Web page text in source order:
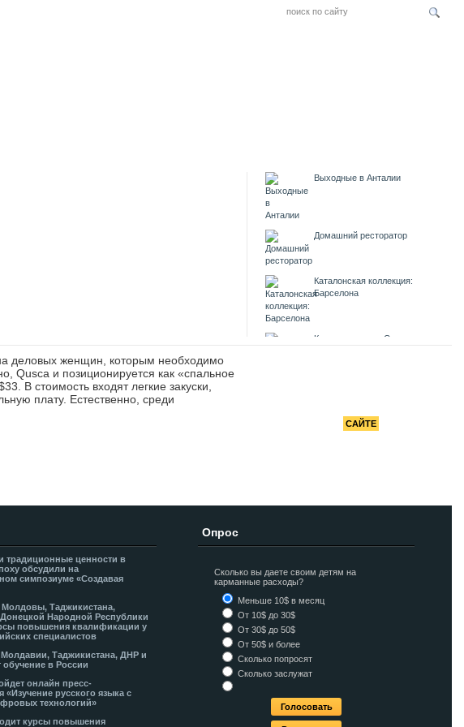
Выходные в Анталии
Домашний ресторатор
Каталонская коллекция:
Барселона
Каменная опера Савонлинна
на деловых женщин, которым необходимо
Qusca и позиционируется как «спальное
В стоимость входят легкие закуски,
плату. Естественно, среди
САЙТЕ
традиционные ценности в
обсудили на
симпозиуме «Создавая
Молдовы, Таджикистана,
Народной Республики
повышения квалификации у
специалистов
Молдавии, Таджикистана, ДНР и
в России
онлайн пресс-
«Изучение русского языка с
технологий»
курсы повышения
Опрос
Сколько вы даете своим детям на
карманные расходы?
Меньше 10$ в месяц
От 10$ до 30$
От 30$ до 50$
От 50$ и более
Сколько попросят
Сколько заслужат